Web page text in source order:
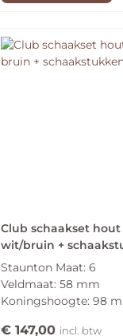
Club schaakset
wit/bruin +
Staunton Maat: 6
Veldmaat: 58 mm
Koningshoogte: 98
€ 147,00 incl. btw